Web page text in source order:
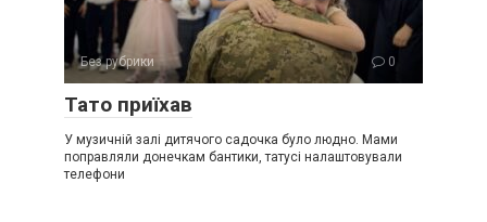
Без рубрики 0
Тато приїхав
У музичній залі дитячого садочка було людно. Мами
поправляли донечкам бантики, татусі налаштовували
телефони